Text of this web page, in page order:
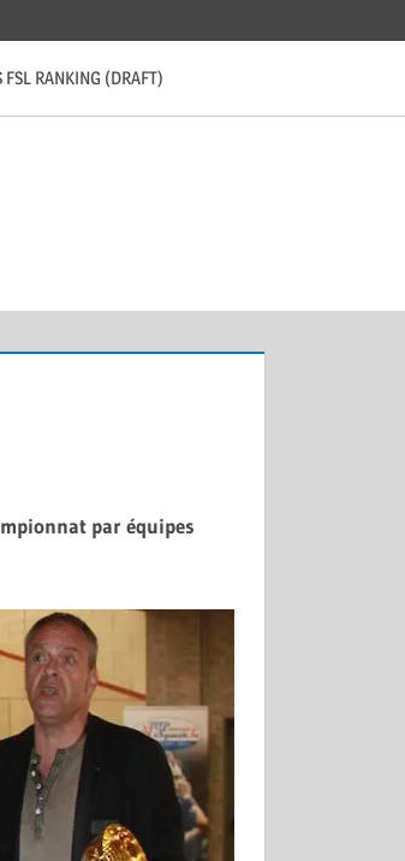
FSL RANKING (DRAFT)
par équipes